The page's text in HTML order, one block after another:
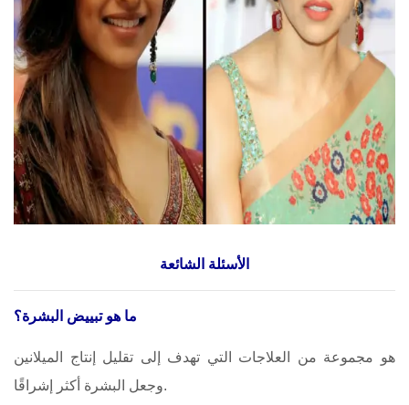
الأسئلة الشائعة
ما هو تبييض البشرة؟
هو مجموعة من العلاجات التي تهدف إلى تقليل إنتاج الميلانين
وجعل البشرة أكثر إشراقًا.